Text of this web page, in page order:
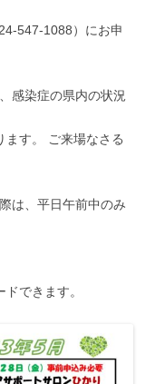
547-1088）にお申
感染症の県内の状況
ます。 ご来場なさる
は、平日午前中のみ
できます。